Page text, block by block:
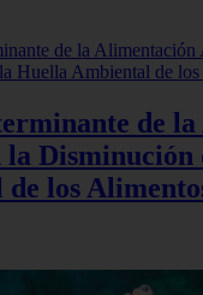
de
Disminución
los